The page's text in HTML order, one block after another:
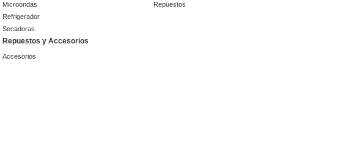
Microondas
Refrigerador
Secadoras
Repuestos y Accesorios
Accesorios
Repuestos